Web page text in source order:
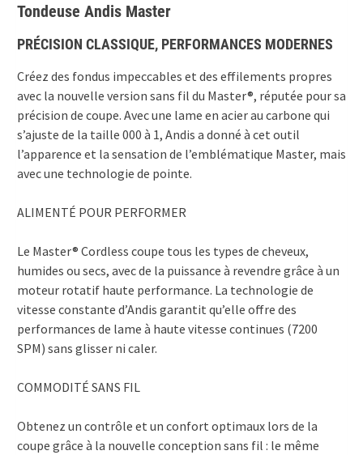
Tondeuse Andis Master
PRÉCISION CLASSIQUE, PERFORMANCES MODERNES
Créez des fondus impeccables et des effilements propres
avec la nouvelle version sans fil du Master®, réputée pour sa
précision de coupe. Avec une lame en acier au carbone qui
s’ajuste de la taille 000 à 1, Andis a donné à cet outil
l’apparence et la sensation de l’emblématique Master, mais
avec une technologie de pointe.
ALIMENTÉ POUR PERFORMER
Le Master® Cordless coupe tous les types de cheveux,
humides ou secs, avec de la puissance à revendre grâce à un
moteur rotatif haute performance. La technologie de
vitesse constante d’Andis garantit qu’elle offre des
performances de lame à haute vitesse continues (7200
SPM) sans glisser ni caler.
COMMODITÉ SANS FIL
Obtenez un contrôle et un confort optimaux lors de la
coupe grâce à la nouvelle conception sans fil : le même